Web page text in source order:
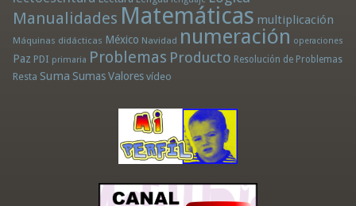
Manualidades Matemáticas multiplicación
Máquinas didácticas México Navidad numeración operaciones
Paz PDI primaria Problemas Producto Resolución de Problemas
Resta Suma Sumas Valores vídeo